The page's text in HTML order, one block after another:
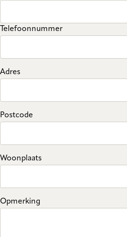
Telefoonnummer
Adres
Postcode
Woonplaats
Opmerking